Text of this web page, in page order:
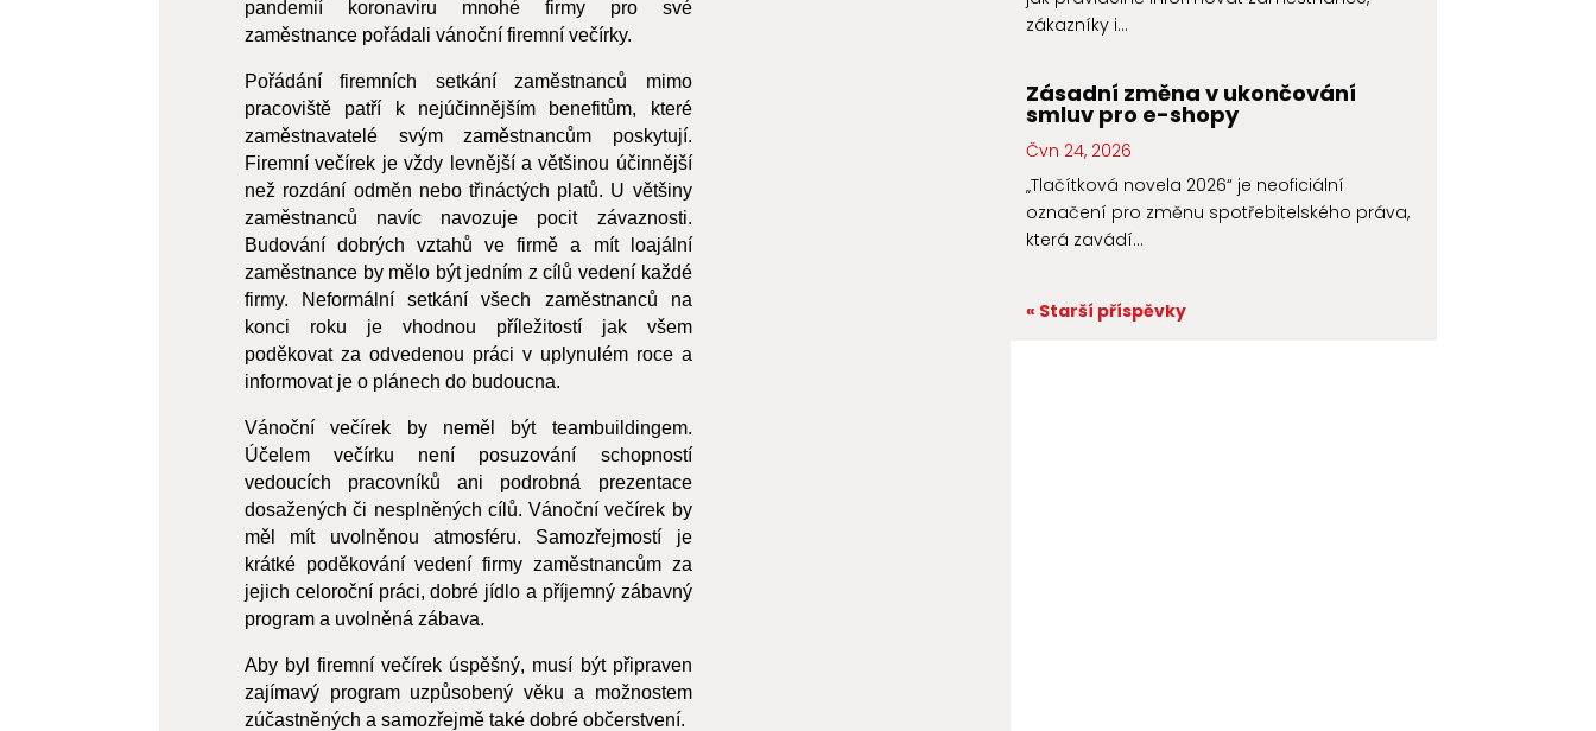
pandemií koronaviru mnohé firmy pro své
zaměstnance pořádali vánoční firemní večírky.
Pořádání firemních setkání zaměstnanců mimo
pracoviště patří k nejúčinnějším benefitům, které
zaměstnavatelé svým zaměstnancům poskytují.
Firemní večírek je vždy levnější a většinou účinnější
než rozdání odměn nebo třináctých platů. U většiny
zaměstnanců navíc navozuje pocit závaznosti.
Budování dobrých vztahů ve firmě a mít loajální
zaměstnance by mělo být jedním z cílů vedení každé
firmy. Neformální setkání všech zaměstnanců na
konci roku je vhodnou příležitostí jak všem
poděkovat za odvedenou práci v uplynulém roce a
informovat je o plánech do budoucna.
Vánoční večírek by neměl být teambuildingem.
Účelem večírku není posuzování schopností
vedoucích pracovníků ani podrobná prezentace
dosažených či nesplněných cílů. Vánoční večírek by
měl mít uvolněnou atmosféru. Samozřejmostí je
krátké poděkování vedení firmy zaměstnancům za
jejich celoroční práci, dobré jídlo a příjemný zábavný
program a uvolněná zábava.
Aby byl firemní večírek úspěšný, musí být připraven
zajímavý program uzpůsobený věku a možnostem
zúčastněných a samozřejmě také dobré občerstvení.
zákazníky i...
Zásadní změna v ukončování
smluv pro e-shopy
Čvn 24, 2026
„Tlačítková novela 2026“ je neoficiální
označení pro změnu spotřebitelského práva,
která zavádí...
« Starší příspěvky